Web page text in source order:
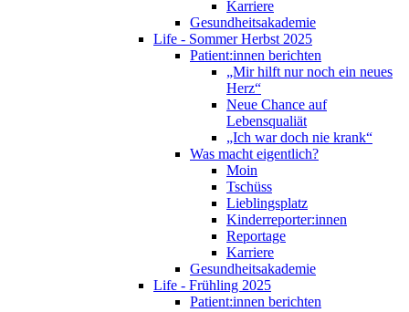
Karriere
Gesundheitsakademie
Life - Sommer Herbst 2025
Patient:innen berichten
„Mir hilft nur noch ein neues
Herz“
Neue Chance auf
Lebensqualiät
„Ich war doch nie krank“
Was macht eigentlich?
Moin
Tschüss
Lieblingsplatz
Kinderreporter:innen
Reportage
Karriere
Gesundheitsakademie
Life - Frühling 2025
Patient:innen berichten